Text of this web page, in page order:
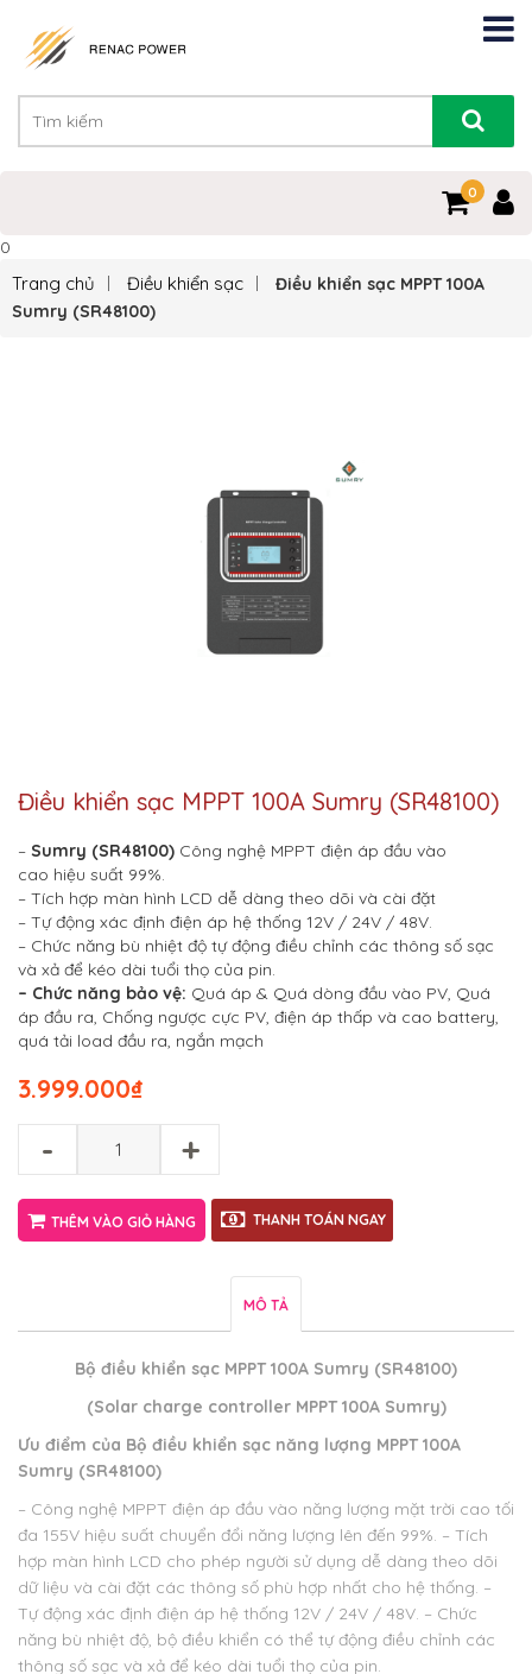
0
0
Trang chủ Điều khiển sạc
Điều khiển sạc MPPT 100A
Sumry (SR48100)
Điều khiển sạc MPPT 100A Sumry (SR48100)
– Sumry (SR48100) Công nghệ MPPT điện áp đầu vào
cao hiệu suất 99%.
– Tích hợp màn hình LCD dễ dàng theo dõi và cài đặt
– Tự động xác định điện áp hệ thống 12V / 24V / 48V.
– Chức năng bù nhiệt độ tự động điều chỉnh các thông số sạc
và xả để kéo dài tuổi thọ của pin.
– Chức năng bảo vệ: Quá áp & Quá dòng đầu vào PV, Quá
áp đầu ra, Chống ngược cực PV, điện áp thấp và cao battery,
quá tải load đầu ra, ngắn mạch
₫
3.999.000
- +
THÊM VÀO GIỎ HÀNG THANH TOÁN NGAY
MÔ TẢ
Bộ điều khiển sạc MPPT 100A Sumry (SR48100)
(Solar charge controller MPPT 100A Sumry)
Ưu điểm của Bộ điều khiển sạc năng lượng MPPT 100A
Sumry (SR48100)
– Công nghệ MPPT điện áp đầu vào năng lượng mặt trời cao tối
đa 155V hiệu suất chuyển đổi năng lượng lên đến 99%. – Tích
hợp màn hình LCD cho phép người sử dụng dễ dàng theo dõi
dữ liệu và cài đặt các thông số phù hợp nhất cho hệ thống. –
Tự động xác định điện áp hệ thống 12V / 24V / 48V. – Chức
năng bù nhiệt độ, bộ điều khiển có thể tự động điều chỉnh các
thông số sạc và xả để kéo dài tuổi thọ của pin.